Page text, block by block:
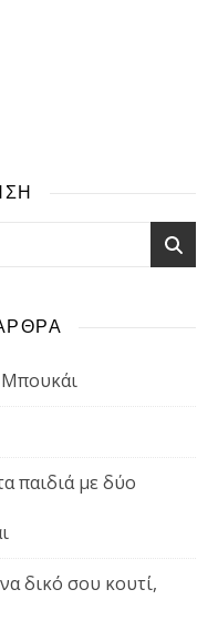
Μπουκάι
παιδιά με δύο
δικό σου κουτί,